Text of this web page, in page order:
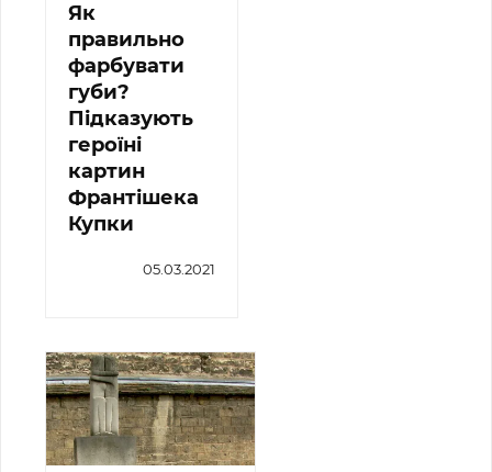
Як
правильно
фарбувати
губи?
Підказують
героїні
картин
Франтішека
Купки
05.03.2021